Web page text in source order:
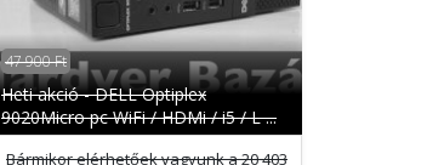
47 900 Ft
Heti akció - DELL Optiplex
9020Micro pc WiFi / HDMi / i5 / L ...
Bármikor elérhetőek vagyunk a 20 403